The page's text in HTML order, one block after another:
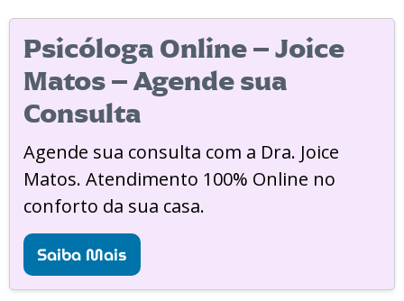
Psicóloga Online – Joice
Matos – Agende sua
Consulta
Agende sua consulta com a Dra. Joice
Matos. Atendimento 100% Online no
conforto da sua casa.
Saiba Mais